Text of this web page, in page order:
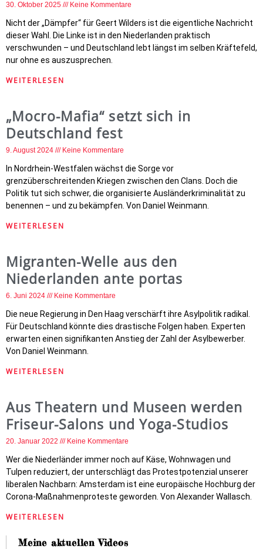
30. Oktober 2025 Keine Kommentare
Nicht der „Dämpfer“ für Geert Wilders ist die eigentliche Nachricht
dieser Wahl. Die Linke ist in den Niederlanden praktisch
verschwunden – und Deutschland lebt längst im selben Kräftefeld,
nur ohne es auszusprechen.
WEITERLESEN
„Mocro-Mafia“ setzt sich in
Deutschland fest
9. August 2024 Keine Kommentare
In Nordrhein-Westfalen wächst die Sorge vor
grenzüberschreitenden Kriegen zwischen den Clans. Doch die
Politik tut sich schwer, die organisierte Ausländerkriminalität zu
benennen – und zu bekämpfen. Von Daniel Weinmann.
WEITERLESEN
Migranten-Welle aus den
Niederlanden ante portas
6. Juni 2024 Keine Kommentare
Die neue Regierung in Den Haag verschärft ihre Asylpolitik radikal.
Für Deutschland könnte dies drastische Folgen haben. Experten
erwarten einen signifikanten Anstieg der Zahl der Asylbewerber.
Von Daniel Weinmann.
WEITERLESEN
Aus Theatern und Museen werden
Friseur-Salons und Yoga-Studios
20. Januar 2022 Keine Kommentare
Wer die Niederländer immer noch auf Käse, Wohnwagen und
Tulpen reduziert, der unterschlägt das Protestpotenzial unserer
liberalen Nachbarn: Amsterdam ist eine europäische Hochburg der
Corona-Maßnahmenproteste geworden. Von Alexander Wallasch.
WEITERLESEN
Meine aktuellen Videos